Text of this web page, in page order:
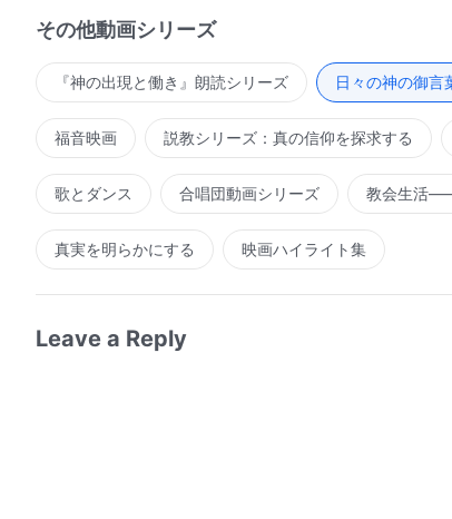
きのこの段階は、主にあなたがたに集中する。そ
の人は、わたしの語る言葉のかけらも理解できな
いる。これは、わたしの話す方法の転換点の一つ
なら、誰が救われて、ハデスに投げ落とされずに
ときこそ、人間はわたしの言葉を理解できる。今
言う甲斐もない──あなたがたのわたしについての
その他動画シリーズ
『神の出現と働き』朗読シリーズ 日々の神の御言
福音映画 説教シリーズ：真の信仰を探求する
歌とダンス 合唱団動画シリーズ 教会生活
真実を明らかにする 映画ハイライト集
Leave a Reply